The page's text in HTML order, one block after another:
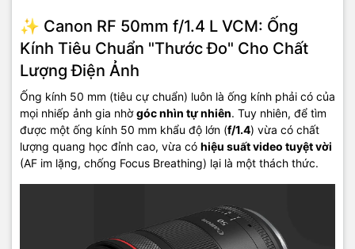
✨ Canon RF 50mm f/1.4 L VCM: Ống
Kính Tiêu Chuẩn "Thước Đo" Cho Chất
Lượng Điện Ảnh
Ống kính 50 mm (tiêu cự chuẩn) luôn là ống kính phải có của
mọi nhiếp ảnh gia nhờgóc nhìn tự nhiên. Tuy nhiên, để tìm
được một ống kính 50 mm khẩu độ lớn (f/1.4) vừa có chất
lượng quang học đỉnh cao, vừa có hiệu suất video tuyệt vời
(AF im lặng, chống Focus Breathing) lại là một thách thức.